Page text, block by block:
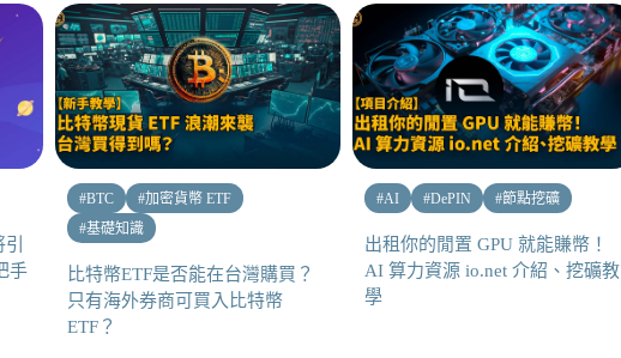
手
#BTC #加密貨幣 ETF
#基礎知識
比特幣ETF是否能在台灣購買？
只有海外券商可買入比特幣
ETF？
#AI #DePIN #節點挖礦
出租你的閒置 GPU 就能賺幣！
AI 算力資源 io.net 介紹、挖礦教
學